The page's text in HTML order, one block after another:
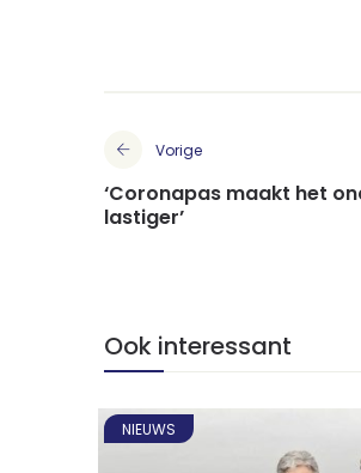
Vorige
‘Coronapas maakt het
lastiger’
Ook interessant
NIEUWS